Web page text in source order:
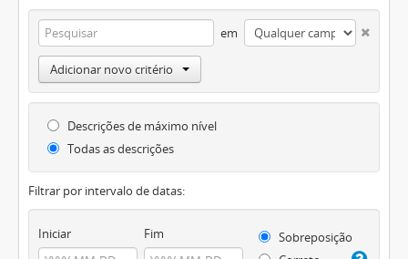
em
Adicionar novo critério
Descrições de máximo nível
Todas as descrições
Filtrar por intervalo de datas:
Iniciar Fim
Sobreposição